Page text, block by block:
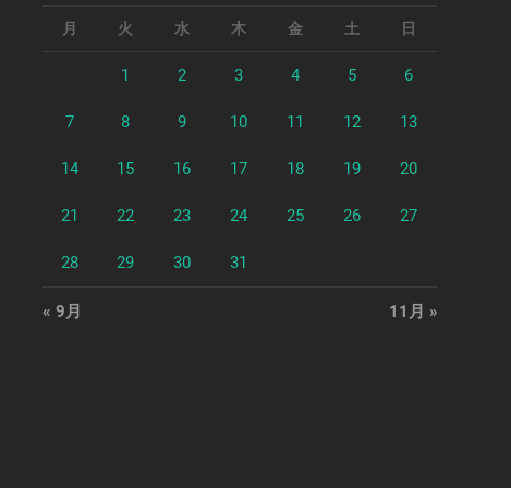
月 火 水 木 金 土 日
1 2 3 4 5 6
7 8 9 10 11 12 13
14 15 16 17 18 19 20
21 22 23 24 25 26 27
28 29 30 31
« 9月 11月 »